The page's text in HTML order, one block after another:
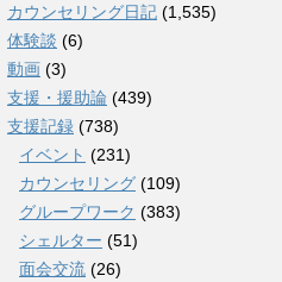
カウンセリング日記 (1,535)
体験談 (6)
動画 (3)
支援・援助論 (439)
支援記録 (738)
イベント (231)
カウンセリング (109)
グループワーク (383)
シェルター (51)
面会交流 (26)